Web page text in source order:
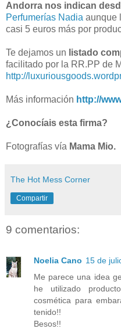
Andorra nos indican
Perfumerías Nadia aunque
casi 5 euros más por
Te dejamos un listado
facilitado por la RR.PP de
http://
Más información http://
¿Conocíais esta firma?
Fotografías vía Mama Mio.
The Hot Mess Corner
Compartir
9 comentarios:
Noelia Cano 15 de
Me parece una idea
he utilizado
cosmética para
tenido!!
Besos!!